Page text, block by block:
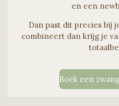
en een
Dan past dit precies bij
combineert dan krijg je
Boek een